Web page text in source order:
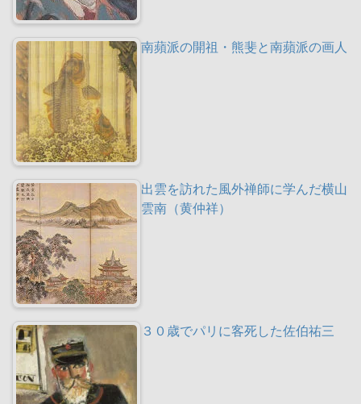
南蘋派の開祖・熊斐と南蘋派の画人
出雲を訪れた風外禅師に学んだ横山
雲南（黄仲祥）
３０歳でパリに客死した佐伯祐三